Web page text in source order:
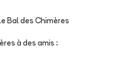
Bal des Chimères
à des amis :